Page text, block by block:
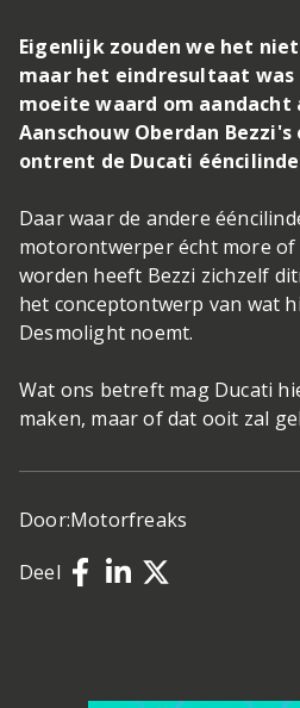
Eigenlijk zouden we het
maar het eindresultaat
moeite waard om aandacht
Aanschouw Oberdan
ontrent de Ducati
Daar waar de andere
motorontwerper écht more of
worden heeft Bezzi zichzelf
het conceptontwerp van wat
Desmolight noemt.
Wat ons betreft mag Ducati
maken, maar of dat ooit zal
Door:Motorfreaks
Deel